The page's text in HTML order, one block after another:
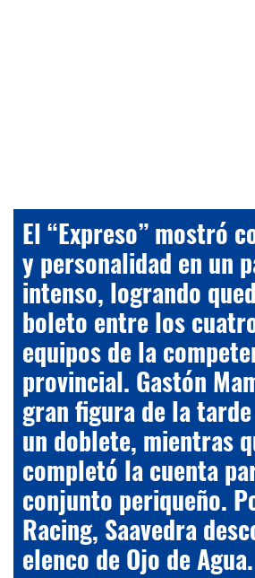
El “Expreso” mostró
y personalidad en un
intenso, logrando
boleto entre los
equipos de la
provincial. Gastón
gran figura de la
un doblete, mientras
completó la cuenta
conjunto periqueño.
Racing, Saavedra
elenco de Ojo de Agua.